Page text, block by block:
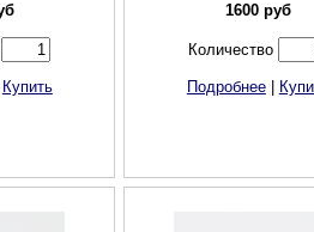
Купить
1600руб
Количество
Подробнее|